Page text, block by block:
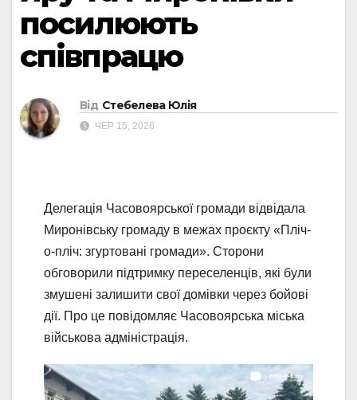
посилюють
співпрацю
Від Стебелева Юлія
ЧЕР 15, 2026
Делегація Часовоярської громади відвідала
Миронівську громаду в межах проєкту «Пліч-
о-пліч: згуртовані громади». Сторони
обговорили підтримку переселенців, які були
змушені залишити свої домівки через бойові
дії. Про це повідомляє Часовоярська міська
військова адміністрація.